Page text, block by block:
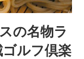
の名物ラ
ルフ倶楽